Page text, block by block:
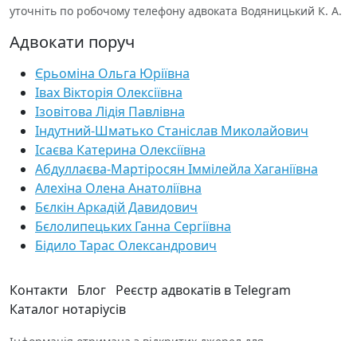
уточніть по робочому телефону адвоката Водяницький К. А.
Адвокати поруч
Єрьоміна Ольга Юріївна
Івах Вікторія Олексіївна
Ізовітова Лідія Павлівна
Індутний-Шматько Станіслав Миколайович
Ісаєва Катерина Олексіївна
Абдуллаєва-Мартіросян Іммілейла Хаганіївна
Алехіна Олена Анатоліївна
Бєлкін Аркадій Давидович
Бєлолипецьких Ганна Сергіївна
Бідило Тарас Олександрович
Контакти Блог Реєстр адвокатів в Telegram
Каталог нотаріусів